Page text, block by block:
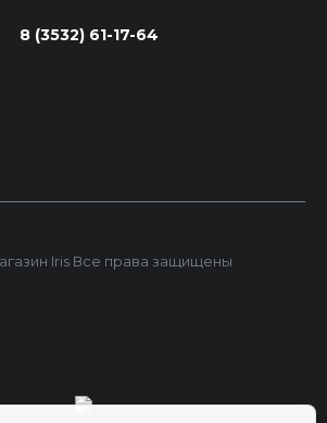
8 (3532) 61-17-64
Iris Все права защищены